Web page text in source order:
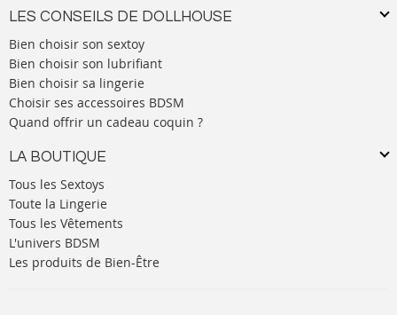
LES CONSEILS DE DOLLHOUSE
Bien choisir son sextoy
Bien choisir son lubrifiant
Bien choisir sa lingerie
Choisir ses accessoires BDSM
Quand offrir un cadeau coquin ?
LA BOUTIQUE
Tous les Sextoys
Toute la Lingerie
Tous les Vêtements
L'univers BDSM
Les produits de Bien-Être